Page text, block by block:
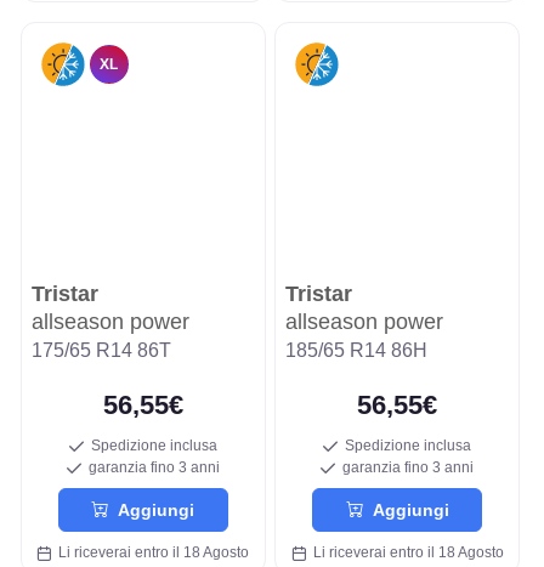
XL
Tristar
allseason power
175/65 R14 86T
56,55€
Spedizione inclusa
garanzia fino 3 anni
Aggiungi
Li riceverai entro il 18 Agosto
Tristar
allseason power
185/65 R14 86H
56,55€
Spedizione inclusa
garanzia fino 3 anni
Aggiungi
Li riceverai entro il 18 Agosto